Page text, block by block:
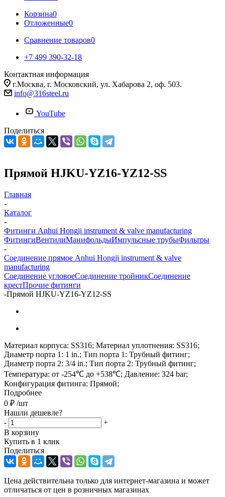
Корзина0
Отложенные0
Сравнение товаров0
+7 499 390-32-18
Контактная информация
г.Москва, г. Московский, ул. Хабарова 2, оф. 503.
info@316steel.ru
YouTube
Поделиться
Прямой HJKU-YZ16-YZ12-SS
Главная
-
Каталог
-
Фитинги Anhui Hongji instrument & valve manufacturing
ФитингиВентилиМанифольдыИмпульсные трубыФильтры
-
Соединение прямое Anhui Hongji instrument & valve
manufacturing
Соединение угловоеСоединение тройникСоединение
крестПрочие фитинги
-Прямой HJKU-YZ16-YZ12-SS
Материал корпуса: SS316; Материал уплотнения: SS316;
Диаметр порта 1: 1 in.; Тип порта 1: Трубный фитинг;
Диаметр порта 2: 3/4 in.; Тип порта 2: Трубный фитинг;
Температура: от -254℃ до +538℃; Давление: 324 bar;
Конфигурация фитинга: Прямой;
Подробнее
0 ₽ /шт
Нашли дешевле?
-
+
В корзину
Купить в 1 клик
Поделиться
Цена действительна только для интернет-магазина и может
отличаться от цен в розничных магазинах